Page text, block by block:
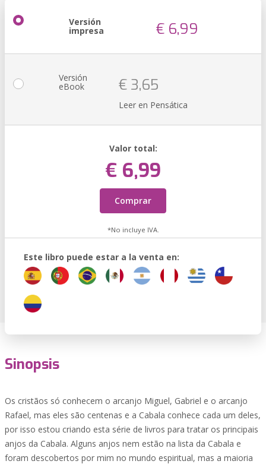
Versión
impresa € 6,99
Versión
eBook € 3,65
Leer en Pensática
Valor total:
€ 6,99
Comprar
*No incluye IVA.
Este libro puede estar a la venta en:
Sinopsis
Os cristãos só conhecem o arcanjo Miguel, Gabriel e o arcanjo
Rafael, mas eles são centenas e a Cabala conhece cada um deles,
por isso estou criando esta série de livros para tratar os principais
anjos da Cabala. Alguns anjos nem estão na lista da Cabala e
foram descobertos por mim no mundo espiritual, mas a maioria